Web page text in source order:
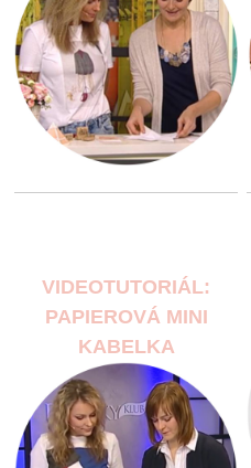
VIDEOTUTORIÁL:
PAPIEROVÁ MINI
KABELKA